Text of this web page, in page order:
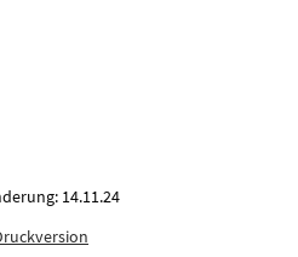
14.11.24